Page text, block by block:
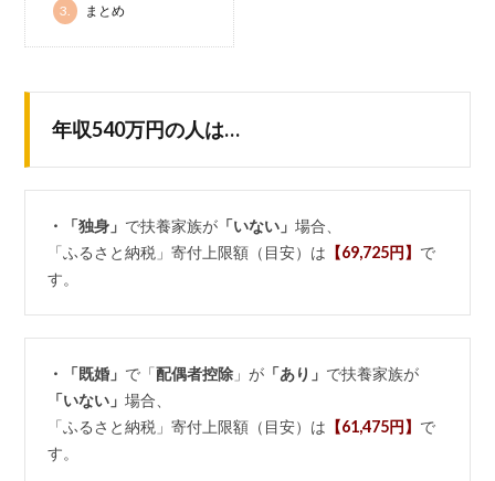
3. まとめ
年収540万円の人は…
・「独身」 で扶養家族が 「いない」場合、
「ふるさと納税」寄付上限額（目安）は 【69,725円】 で
す。
・「既婚」 で「配偶者控除 」が 「あり」 で扶養家族が
「いない」場合、
「ふるさと納税」寄付上限額（目安）は 【61,475円】 で
す。